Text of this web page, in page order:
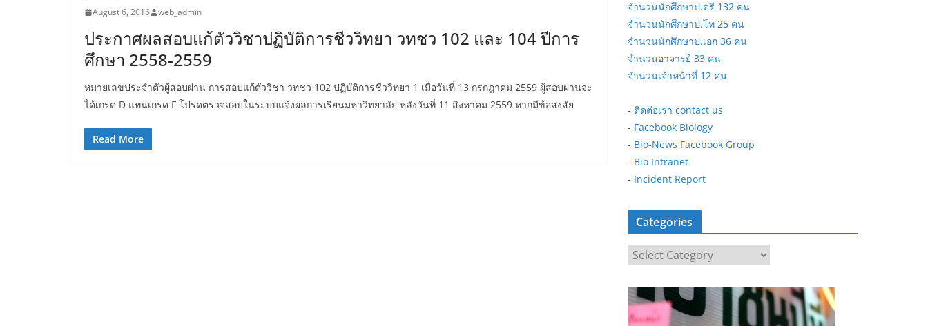
August 6, 2016 web_admin
ประกาศผลสอบแก้ตัววิชาปฏิบัติการชีววิทยา วทชว 102 และ 104 ปีการ
ศึกษา 2558-2559
หมายเลขประจำตัวผู้สอบผ่าน การสอบแก้ตัววิชา วทชว 102 ปฏิบัติการชีววิทยา 1 เมื่อวันที่ 13 กรกฎาคม 2559 ผู้สอบผ่านจะ
ได้เกรด D แทนเกรด F โปรดตรวจสอบในระบบแจ้งผลการเรียนมหาวิทยาลัย หลังวันที่ 11 สิงหาคม 2559 หากมีข้อสงสัย
Read More
จำนวนนักศึกษาป.ตรี 132 คน
จำนวนนักศึกษาป.โท 25 คน
จำนวนนักศึกษาป.เอก 36 คน
จำนวนอาจารย์ 33 คน
จำนวนเจ้าหน้าที่ 12 คน
- ติดต่อเรา contact us
- Facebook Biology
- Bio-News Facebook Group
- Bio Intranet
- Incident Report
Categories
a
t
e
g